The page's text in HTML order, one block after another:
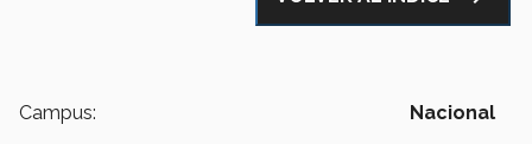
Campus: Nacional